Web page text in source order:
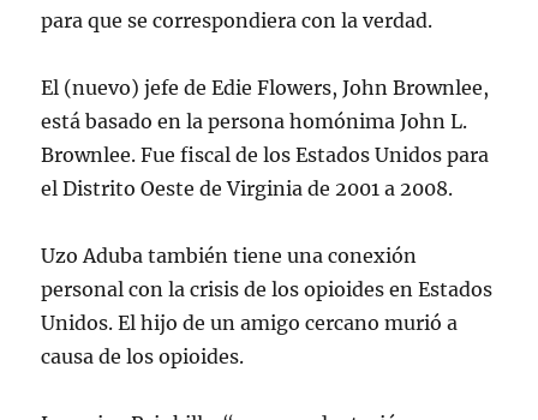
para que se correspondiera con la verdad.
El (nuevo) jefe de Edie Flowers, John Brownlee,
está basado en la persona homónima John L.
Brownlee. Fue fiscal de los Estados Unidos para
el Distrito Oeste de Virginia de 2001 a 2008.
Uzo Aduba también tiene una conexión
personal con la crisis de los opioides en Estados
Unidos. El hijo de un amigo cercano murió a
causa de los opioides.